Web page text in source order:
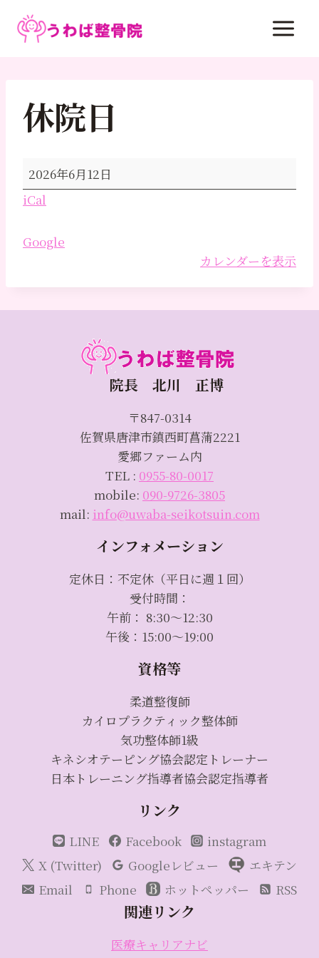
休院日
休
院
日
2026年6月12日
iCal
Google
カレンダーを表示
院長 北川 正博
〒847-0314
佐賀県唐津市鎮西町菖蒲2221
愛郷ファーム内
TEL : 0955-80-0017
mobile: 090-9726-3805
mail: info@uwaba-seikotsuin.com
インフォメーション
定休日：不定休（平日に週１回）
受付時間：
午前： 8:30～12:30
午後：15:00～19:00
資格等
柔道整復師
カイロプラクティック整体師
気功整体師1級
キネシオテーピング協会認定トレーナー
日本トレーニング指導者協会認定指導者
リンク
LINE Facebook
instagram
X (Twitter)
Googleレビュー
エキテン
Email
Phone ホットペッパー RSS
関連リンク
医療キャリアナビ